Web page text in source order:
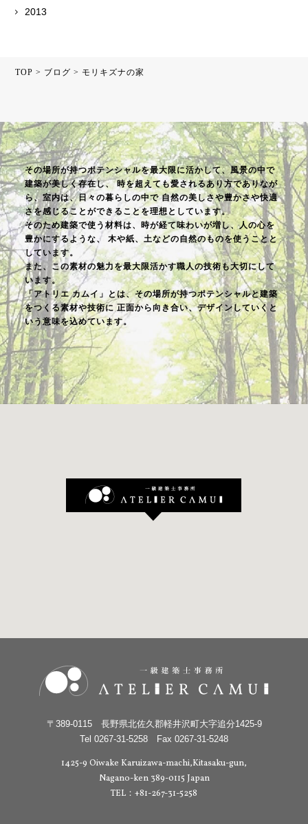
2013
TOP > ブログ > モリキズナの家
その場所が持つポテンシャルを最大限に活かして、風景の中で
建築が美しく存在し、時を超えても愛されるあり方でありなが
ら、室内は、日々の暮らしの中で自然の美しさや豊かさや快適
さを感じることができることを理想としています。
そのため建築で使う材料は、時が経て味わいが増し、人の心を
豊かにするような、 木や紙、土などの自然のものを使うことと
しています。
また、この素材の魅力を最大限活かす職人の技術も大切にして
います。
「アトリエ カムイ」とは、その場所が持つポテンシャルと建築
をつくる素材や技術に 正面から向き合い、デザインしていくと
いう意味を込めています。
〒389-0115 長野県北佐久郡軽井沢町大字追分1425-9
Tel 0267-31-5258 Fax 0267-31-5248
1425-9 Oiwake Karuizawa-machi,Kitasaku-gun,
Nagano-ken 389-0115 Japan
TEL：+81-267-31-5258